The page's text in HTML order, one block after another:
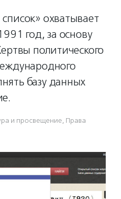
охватывает
год, за основу
политического
базу данных
и просвещение, Права